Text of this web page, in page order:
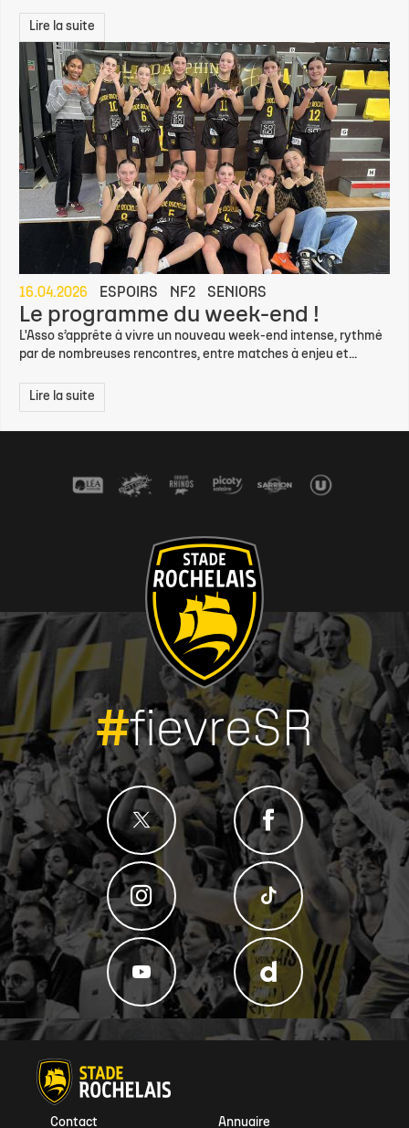
Lire la suite
16.04.2026 ESPOIRS NF2 SENIORS
Le programme du week-end !
L'Asso s’apprête à vivre un nouveau week-end intense, rythmé
par de nombreuses rencontres, entre matches à enjeu et...
Lire la suite
#fievreSR
Annuaire
Contact